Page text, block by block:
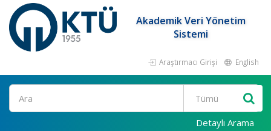
Akademik Veri Yönetim
Sistemi
Araştırmacı Girişi English
Ara
Detaylı Arama